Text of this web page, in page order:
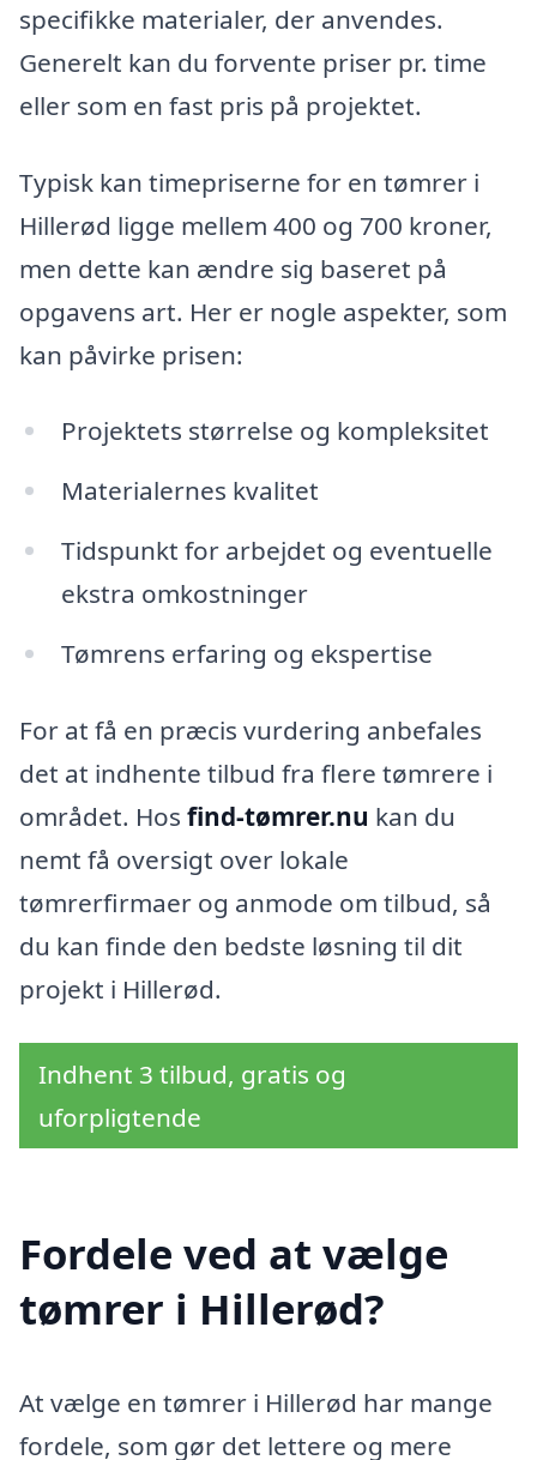
specifikke materialer, der anvendes.
Generelt kan du forvente priser pr. time
eller som en fast pris på projektet.
Typisk kan timepriserne for en tømrer i
Hillerød ligge mellem 400 og 700 kroner,
men dette kan ændre sig baseret på
opgavens art. Her er nogle aspekter, som
kan påvirke prisen:
Projektets størrelse og kompleksitet
Materialernes kvalitet
Tidspunkt for arbejdet og eventuelle
ekstra omkostninger
Tømrens erfaring og ekspertise
For at få en præcis vurdering anbefales
det at indhente tilbud fra flere tømrere i
området. Hos find-tømrer.nu kan du
nemt få oversigt over lokale
tømrerfirmaer og anmode om tilbud, så
du kan finde den bedste løsning til dit
projekt i Hillerød.
Indhent 3 tilbud, gratis og
uforpligtende
Fordele ved at vælge
tømrer i Hillerød?
At vælge en tømrer i Hillerød har mange
fordele, som gør det lettere og mere